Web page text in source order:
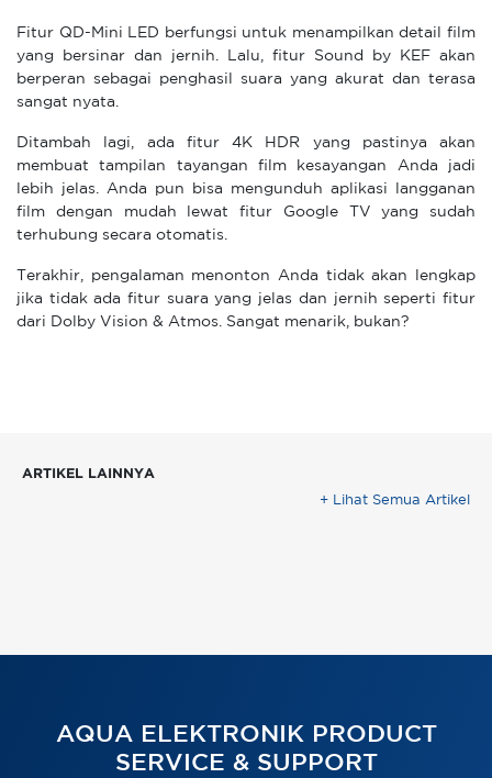
Fitur QD-Mini LED berfungsi untuk menampilkan detail film
yang bersinar dan jernih. Lalu, fitur Sound by KEF akan
berperan sebagai penghasil suara yang akurat dan terasa
sangat nyata.
Ditambah lagi, ada fitur 4K HDR yang pastinya akan
membuat tampilan tayangan film kesayangan Anda jadi
lebih jelas. Anda pun bisa mengunduh aplikasi langganan
film dengan mudah lewat fitur Google TV yang sudah
terhubung secara otomatis.
Terakhir, pengalaman menonton Anda tidak akan lengkap
jika tidak ada fitur suara yang jelas dan jernih seperti fitur
dari Dolby Vision & Atmos. Sangat menarik, bukan?
ARTIKEL LAINNYA
+ Lihat Semua Artikel
AQUA ELEKTRONIK PRODUCT
SERVICE & SUPPORT